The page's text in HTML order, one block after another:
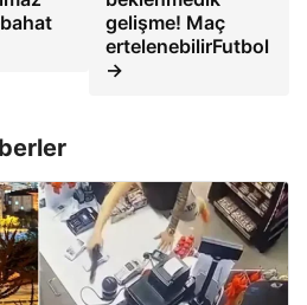
gelişme! Maç
ertelenebilirFutbol
→